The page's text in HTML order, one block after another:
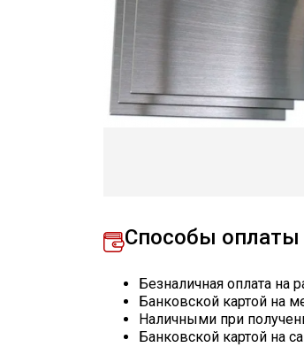
Способы оплаты
Безналичная оплата на
Банковской картой на
Наличными при
Банковской картой на